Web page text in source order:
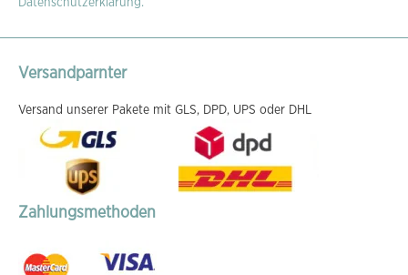
an:
Datenschutzerklärung.
Versandparnter
Versand unserer Pakete mit GLS, DPD, UPS oder DHL
Zahlungsmethoden